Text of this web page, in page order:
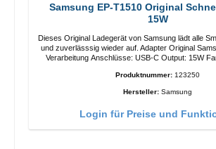
Samsung EP-T1510 Original
15W
Dieses Original Ladegerät von Samsung lädt alle
und zuverlässsig wieder auf. Adapter Original Samsung Hochwertige
Verarbeitung Anschlüsse: USB-C Output:
Produktnummer: 123250
Hersteller: Samsung
Login für Preise und